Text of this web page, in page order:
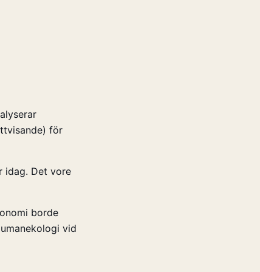
för
idag. Det vore
borde
vid